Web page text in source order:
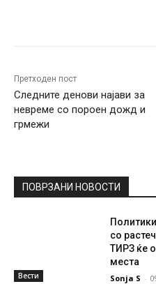
Претходен пост
Следните денови најави за
невреме со пороен дожд и
грмежи
ПОВРЗАНИ НОВОСТИ
Вести
со
ТИРЗ ќе
места
Sonja S -